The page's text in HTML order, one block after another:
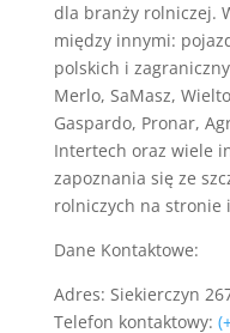
dla branży rolniczej.
między innymi:
polskich i
Merlo, SaMasz,
Gaspardo, Pronar,
Intertech oraz wiele
zapoznania się ze
rolniczych na
Dane Kontaktowe:
Adres: Siekierczyn
Telefon kontaktowy: